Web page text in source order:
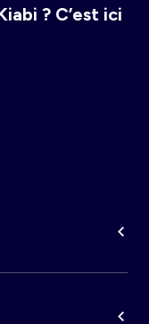
? C’est ici